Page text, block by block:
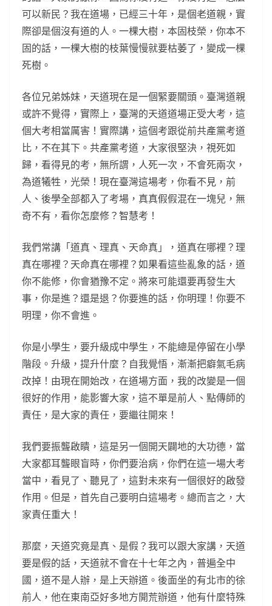
可以新民？我在道場，已經三十年，是個老道親，實
際卻是個沒有道的人。一棵大樹，本固枝榮，你本不
固的話，一棵大樹的枝葉慢慢就要枯萎了，變成一棵
死樹。
各位兄弟姊妹，天道現在是一個緊要關頭。臺灣道親
或許不覺得，實際上，臺灣的天道道場正受大考，這
個大考相當厲害！實際講，這個考跟從前共產黨考道
比，不在其下。共產黨考道，大家很堅決，視死如
歸，看得見的考，無所謂，人死一次，不會死兩次，
為道犧牲，光榮！現在臺灣這場考，你看不見，前
人、後學全部都入了考場，真真假假混在一塊兒，無
奇不有，看你怎麼修？智慧考！
我們常講「道真、理真、天命真」，道真在哪裡？理
真在哪裡？天命真在哪裡？如果看這些亂象的話，道
你不能修，你會猶豫不定。將來可能還要再發生大
事，你是進？還是退？你要進的話，你明理！你要不
明理，你不會進。
你是小學生，要升級成中學生，不能總是停留在小學
階段。升級，提升什麼？自我覺悟，漸漸把癖氣毛病
改掉！由現在開始改，在道場方面，我的改變是一個
很好的作用，能影響大家，這不單是前人、點傳師的
責任，是大家的責任，要繼往開來！
我們要振聾啟瞶，這是另一個開天闢地的大功德，當
大家都耳聾眼盲時，你們要治病，你們在這一場大考
當中，看見了、聽見了，這對未來有一個很好的啟發
作用。但是，首先自己要明白這場考。總而言之，大
家責任重大！
那麼，天道究竟是真、是假？我可以跟大家講，天道
要是假的話，天道就不會在十七年之內，普遍全中
國，道不是人辦，是上天辦道。後面坐的有北市的徐
前人，他在東南亞好多地方開荒辦道，他有什麼特殊